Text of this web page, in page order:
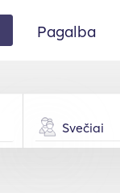
Pagalba
Svečiai